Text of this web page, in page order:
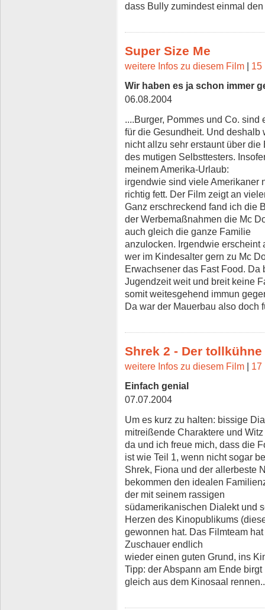
dass Bully zumindest einmal
Super Size Me
weitere Infos zu diesem Film | 15
Wir haben es ja schon immer
06.08.2004
....Burger, Pommes und Co. sind
für die Gesundheit. Und deshalb
nicht allzu sehr erstaunt über die
des mutigen Selbsttesters.
meinem Amerika-Urlaub:
irgendwie sind viele Amerikaner
richtig fett. Der Film zeigt an
Ganz erschreckend fand ich die
der Werbemaßnahmen die Mc
auch gleich die ganze Familie
anzulocken. Irgendwie erscheint
wer im Kindesalter gern zu Mc
Erwachsener das Fast Food. Da
Jugendzeit weit und breit keine
somit weitesgehend immun
Da war der Mauerbau also doch
Shrek 2 - Der
weitere Infos zu diesem Film | 17
Einfach genial
07.07.2004
Um es kurz zu halten: bissige
mitreißende Charaktere und
da und ich freue mich, dass die
ist wie Teil 1, wenn nicht sogar
Shrek, Fiona und der allerbeste
bekommen den idealen
der mit seinem rassigen
südamerikanischen Dialekt und
Herzen des Kinopublikums
gewonnen hat. Das Filmteam
Zuschauer endlich
wieder einen guten Grund, ins
Tipp: der Abspann am Ende
gleich aus dem Kinosaal